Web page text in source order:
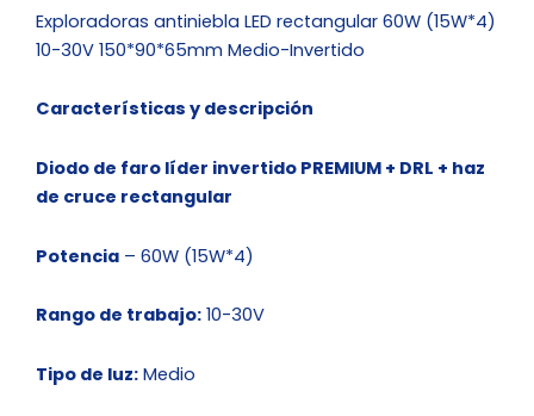
Exploradoras antiniebla LED rectangular 60W (15W*4)
10-30V 150*90*65mm Medio-Invertido
Características y descripción
Diodo de faro líder invertido PREMIUM + DRL + haz
de cruce rectangular
Potencia – 60W (15W*4)
Rango de trabajo: 10-30V
Tipo de luz: Medio